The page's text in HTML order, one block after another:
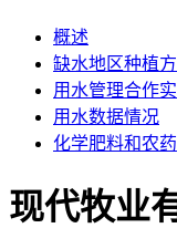
概述
缺水地区种植
用水管理合作
用水数据情况
化学肥料和农药
现代牧业